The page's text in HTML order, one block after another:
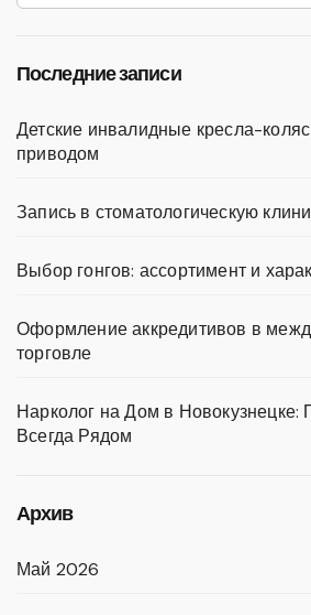
Последние записи
Детские инвалидные кресла-
приводом
Запись в стоматологическую
Выбор гонгов: ассортимент и
Оформление аккредитивов в
торговле
Нарколог на Дом в Новокузнецке:
Всегда Рядом
Архив
Май 2026